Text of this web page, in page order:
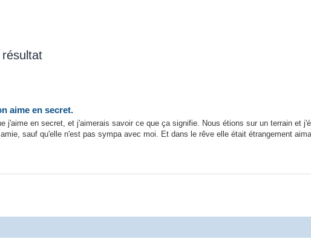
aime en secret.
j'aime en secret, et j'aimerais savoir ce que ça signifie. Nous étions sur un terrain et
sauf qu'elle n'est pas sympa avec moi. Et dans le rêve elle était étrangement